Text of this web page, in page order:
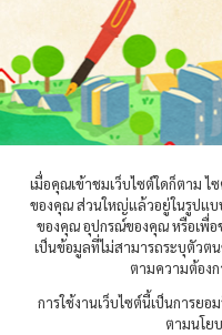
เมื่อคุณเข้าชมเว็บไซต์ใดก็ตาม ไ
ของคุณ ส่วนใหญ่แล้วอยู่ในรูปแบ
ของคุณ อุปกรณ์ของคุณ หรือเพื่อ
เป็นข้อมูลที่ไม่สามารถระบุตัวต
ตามความต้อง
การใช้งานเว็บไซต์นี้เป็นการย
ตามนโย